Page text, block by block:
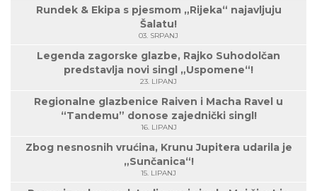
Rundek & Ekipa s pjesmom „Rijeka“ najavljuju
Šalatu!
03. SRPANJ
Legenda zagorske glazbe, Rajko Suhodolčan
predstavlja novi singl „Uspomene“!
23. LIPANJ
Regionalne glazbenice Raiven i Macha Ravel u
“Tandemu” donose zajednički singl!
16. LIPANJ
Zbog nesnosnih vrućina, Krunu Jupitera udarila je
„Sunčanica“!
15. LIPANJ